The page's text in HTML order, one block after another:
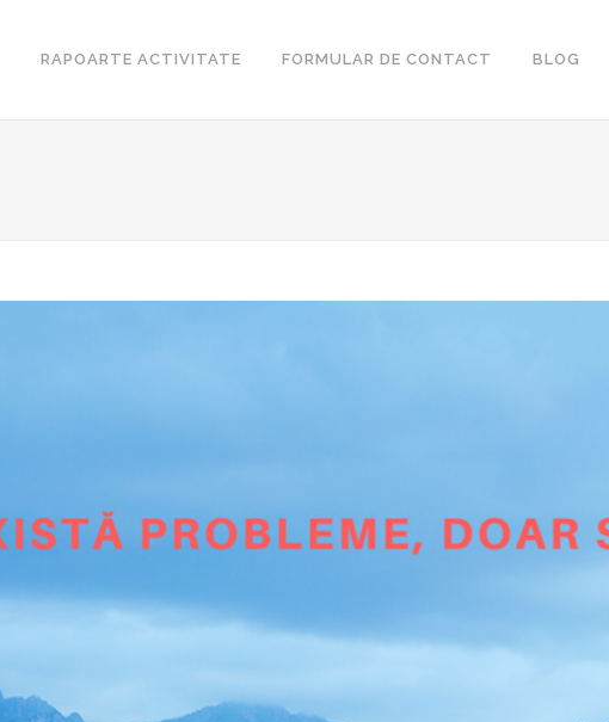
RAPOARTE ACTIVITATE FORMULAR DE CONTACT BLOG